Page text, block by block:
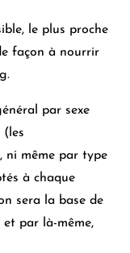
, le plus proche
façon à nourrir
par sexe
(les
ni même par type
à chaque
sera la base de
par là-même,